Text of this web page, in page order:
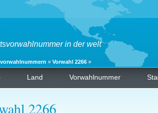
in der welt
» Vorwahl 2266 »
Land Vorwahlnummer
2266